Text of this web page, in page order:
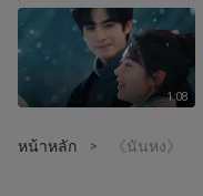
1:08
หน้าหลัก > 《นันหง》